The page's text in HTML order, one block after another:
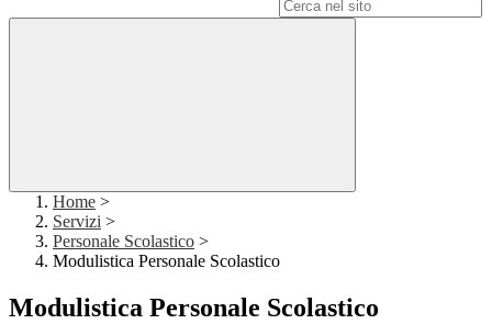
Home >
Servizi >
Personale Scolastico >
Modulistica Personale Scolastico
Modulistica Personale Scolastico